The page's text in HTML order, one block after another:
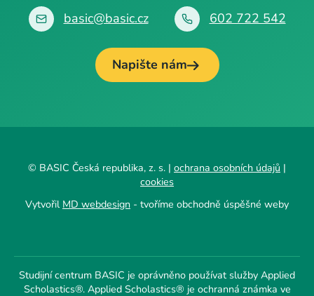
basic@basic.cz 602 722 542
Napište nám
© BASIC Česká republika, z. s. | ochrana osobních údajů |
cookies
Vytvořil MD webdesign - tvoříme obchodně úspěšné weby
Studijní centrum BASIC je oprávněno používat služby Applied
Scholastics®. Applied Scholastics® je ochranná známka ve